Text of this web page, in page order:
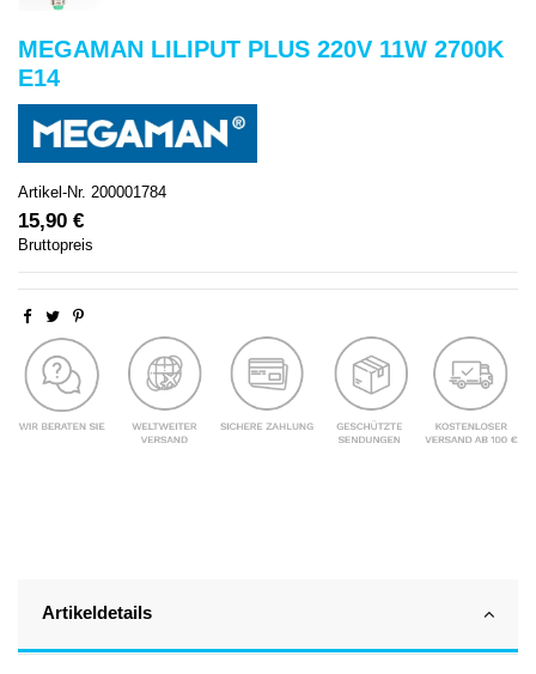
MEGAMAN LILIPUT PLUS 220V 11W 2700K
E14
Artikel-Nr. 200001784
15,90 €
Bruttopreis
Artikeldetails